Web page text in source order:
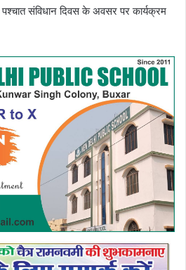
पश्चात संविधान दिवस के अवसर पर कार्यक्रम